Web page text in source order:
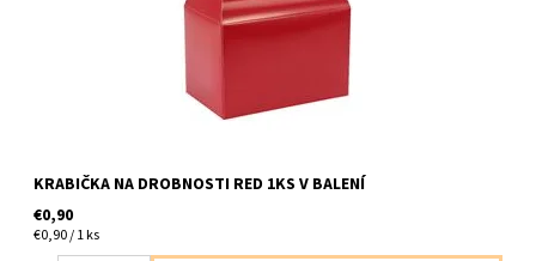
KRABIČKA NA DROBNOSTI RED 1KS V BALENÍ
€0,90
€0,90 / 1 ks